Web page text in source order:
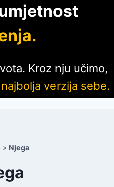
Kroz nju učimo,
najbolja verzija sebe.
» Njega